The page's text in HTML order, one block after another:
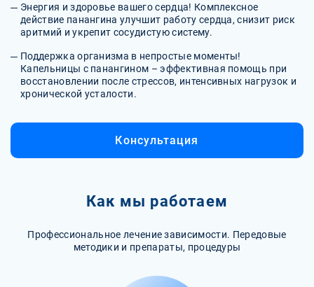
Энергия и здоровье вашего сердца! Комплексное
действие панангина улучшит работу сердца, снизит риск
аритмий и укрепит сосудистую систему.
Поддержка организма в непростые моменты!
Капельницы с панангином – эффективная помощь при
восстановлении после стрессов, интенсивных нагрузок и
хронической усталости.
Консультация
Как мы работаем
Профессиональное лечение зависимости. Передовые
методики и препараты, процедуры